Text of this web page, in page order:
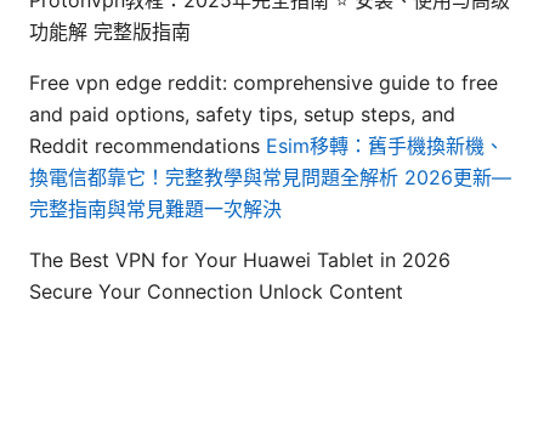
功能解 完整版指南
Free vpn edge reddit: comprehensive guide to free
and paid options, safety tips, setup steps, and
Reddit recommendations Esim移轉：舊手機換新機、
換電信都靠它！完整教學與常見問題全解析 2026更新—
完整指南與常見難題一次解決
The Best VPN for Your Huawei Tablet in 2026
Secure Your Connection Unlock Content